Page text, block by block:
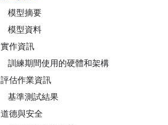
模型摘要
模型資料
實作資訊
訓練期間使用的硬體和架構
評估作業資訊
基準測試結果
道德與安全